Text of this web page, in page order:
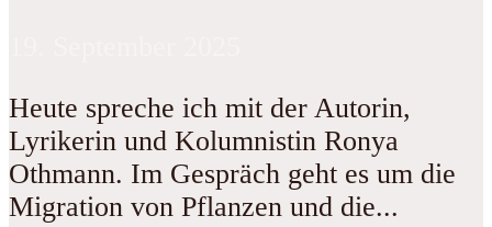
Heute spreche ich mit der Autorin,
Lyrikerin und Kolumnistin Ronya
Othmann. Im Gespräch geht es um die
Migration von Pflanzen und die...